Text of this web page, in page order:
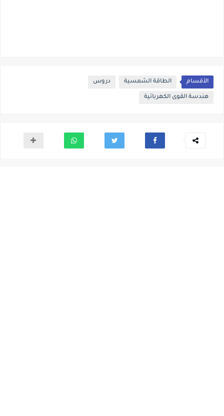
الأقسام الطاقة الشمسية دروس
هندسة القوى الكهربائية